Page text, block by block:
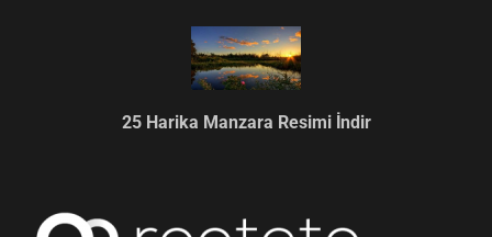
25 Harika Manzara Resimi İndir